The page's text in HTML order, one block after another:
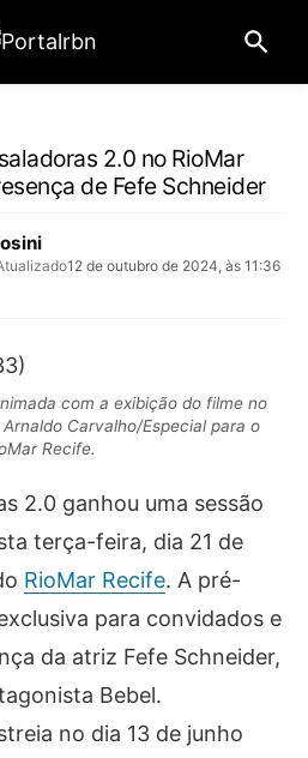
2.0 no RioMar
de Fefe Schneider
12 de outubro de 2024, às 11:36
com a exibição do filme no
Carvalho/Especial para o
Recife.
2.0 ganhou uma sessão
terça-feira, dia 21 de
RioMar Recife. A pré-
para convidados e
da atriz Fefe Schneider,
Bebel.
no dia 13 de junho